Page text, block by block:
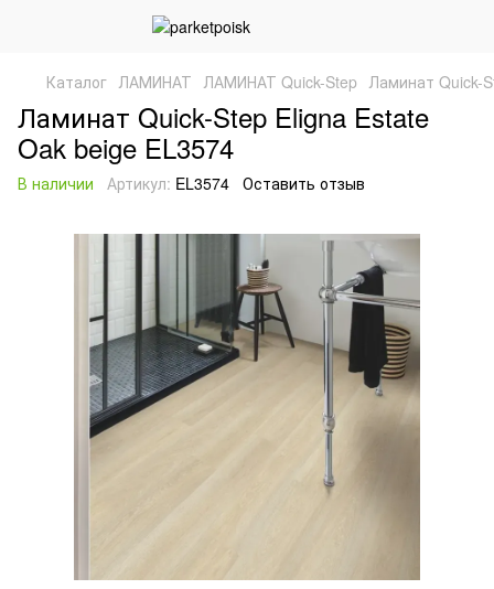
Каталог ЛАМИНАТ ЛАМИНАТ Quick-Step Ламинат Quick-
Ламинат Quick-Step Eligna Estate
Oak beige EL3574
В наличии Артикул: EL3574 Оставить отзыв